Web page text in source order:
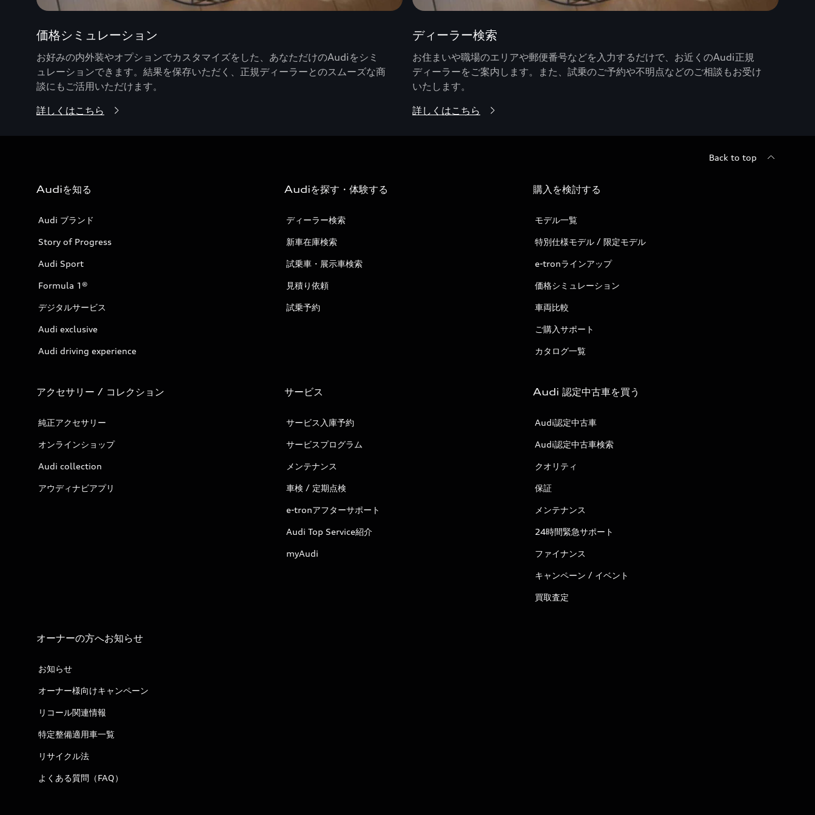
価格シミュレーション
お好みの内外装やオプションでカスタマイズをした、あなただけのAudiをシミ
ュレーションできます。結果を保存いただく、正規ディーラーとのスムーズな商
談にもご活用いただけます。
詳しくはこちら
ディーラー検索
お住まいや職場のエリアや郵便番号などを入力するだけで、お近くのAudi正規
ディーラーをご案内します。また、試乗のご予約や不明点などのご相談もお受け
いたします。
詳しくはこちら
Back to top
Audiを知る
Audi ブランド
Story of Progress
Audi Sport
Formula 1®
デジタルサービス
Audi exclusive
Audi driving experience
Audiを探す・体験する
ディーラー検索
新車在庫検索
試乗車・展示車検索
見積り依頼
試乗予約
購入を検討する
モデル一覧
特別仕様モデル / 限定モデル
e-tronラインアップ
価格シミュレーション
車両比較
ご購入サポート
カタログ一覧
アクセサリー / コレクション
純正アクセサリー
オンラインショップ
Audi collection
アウディナビアプリ
サービス
サービス入庫予約
サービスプログラム
メンテナンス
車検 / 定期点検
e-tronアフターサポート
Audi Top Service紹介
myAudi
Audi 認定中古車を買う
Audi認定中古車
Audi認定中古車検索
クオリティ
保証
メンテナンス
24時間緊急サポート
ファイナンス
キャンペーン / イベント
買取査定
オーナーの方へお知らせ
お知らせ
オーナー様向けキャンペーン
リコール関連情報
特定整備適用車一覧
リサイクル法
よくある質問（FAQ）